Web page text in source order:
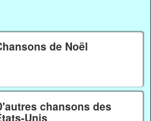
de Noël
chansons des
Unis